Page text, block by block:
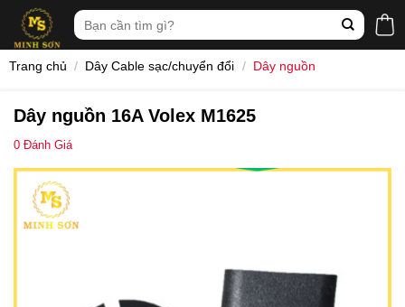
content
Tìm
kiếm:
Trang chủ / Dây Cable sạc/chuyển đổi / Dây nguồn
Dây nguồn 16A Volex M1625
0 Đánh Giá